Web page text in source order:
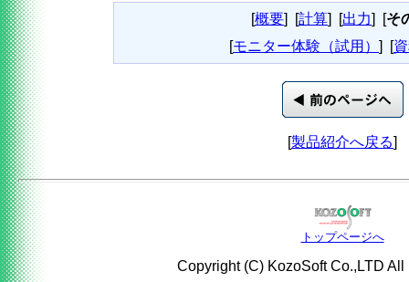
[概要] [計算] [出力] [そ
[モニター体験（試用） ] [
[製品紹介へ戻る]
トップページへ
Copyright (C) KozoSoft Co.,LTD All